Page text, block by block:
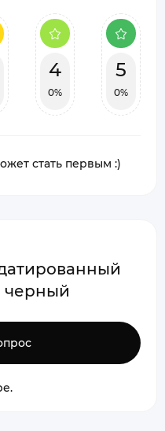
4
0%
5
0%
стать первым :)
черный